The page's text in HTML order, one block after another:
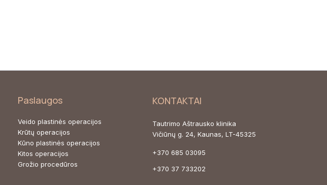
Paslaugos
Veido plastinės operacijos
Krūtų operacijos
Kūno plastinės operacijos
Kitos operacijos
Grožio procedūros
KONTAKTAI
Tautrimo Aštrausko klinika
Vičiūnų g. 24, Kaunas, LT-45325
+370 685 03095
+370 37 733202